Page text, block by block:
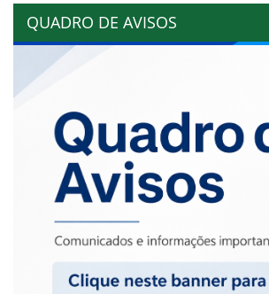
QUADRO DE AVISOS